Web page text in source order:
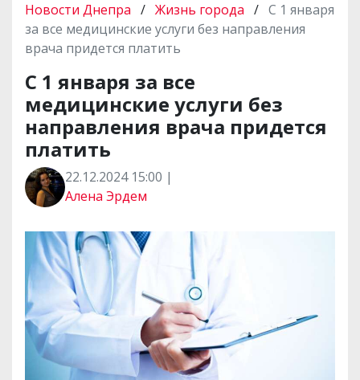
Новости Днепра / Жизнь города / С 1 января
за все медицинские услуги без направления
врача придется платить
С 1 января за все
медицинские услуги без
направления врача придется
платить
22.12.2024 15:00 |
Алена Эрдем